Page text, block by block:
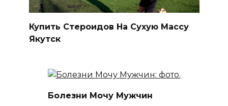
Купить Стероидов На Сухую Массу
Якутск
Болезни Мочу Мужчин